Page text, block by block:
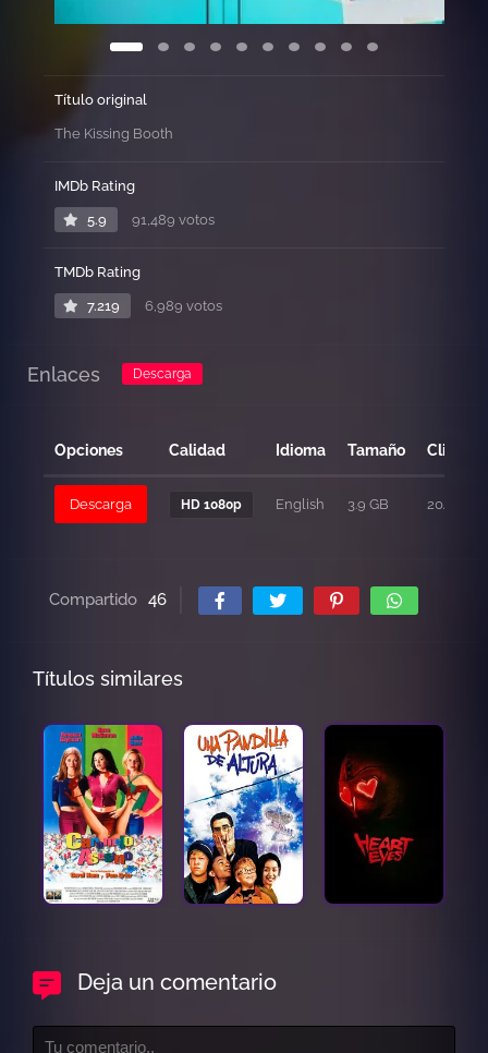
Título original
The Kissing Booth
IMDb Rating
5.9 91,489 votos
TMDb Rating
7.219 6,989 votos
Enlaces Descarga
Opciones Calidad Idioma Tamaño Clicks
Descarga HD 1080p English 3.9 GB 204
Compartido 46
Títulos similares
Deja un comentario